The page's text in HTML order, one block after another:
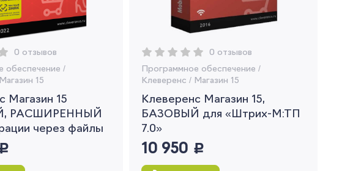
0 отзывов
обеспечение /
Магазин 15
Магазин 15
РАСШИРЕННЫЙ
через файлы
0 отзывов
Программное обеспечение /
Клеверенс / Магазин 15
Клеверенс Магазин 15,
БАЗОВЫЙ для «Штрих-М:ТП
7.0»
10 950 руб.